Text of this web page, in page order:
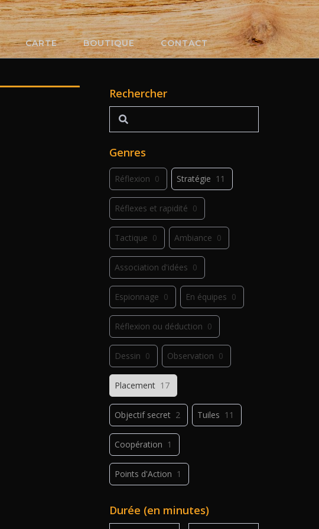
CARTE BOUTIQUE CONTACT
Rechercher
Rechercher
Genres
Réflexion 0 Stratégie 11
Réflexes et rapidité 0
Tactique 0 Ambiance 0
Association d'idées 0
Espionnage 0 En équipes 0
Réflexion ou déduction 0
Dessin 0 Observation 0
Placement 17
Objectif secret 2 Tuiles 11
Coopération 1
Points d'Action 1
Déplacement 1
Durée (en minutes)